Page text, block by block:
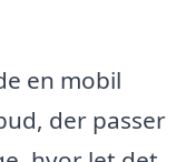
en mobil
der passer